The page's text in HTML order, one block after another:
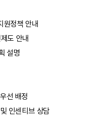
정책 안내
도 안내
설명
선 배정
인센티브 상담